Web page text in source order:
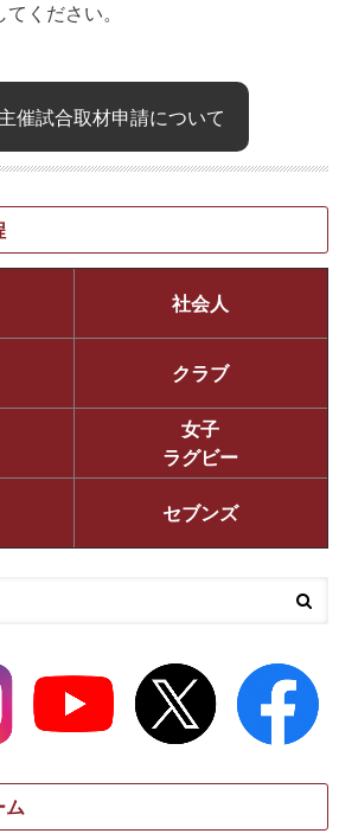
ください。
催試合取材申請について
社会人
クラブ
女子
ラグビー
セブンズ
ム